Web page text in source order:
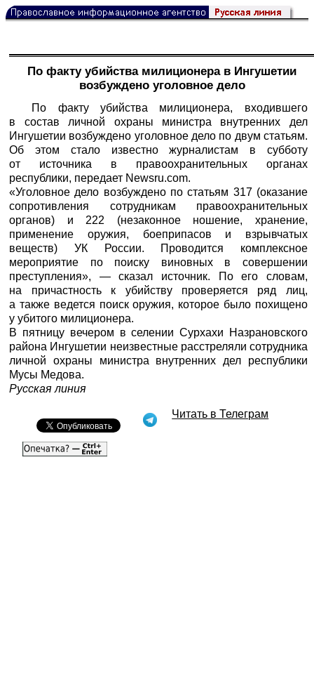
По факту убийства милиционера в Ингушетии
возбуждено уголовное дело
По факту убийства милиционера, входившего
в состав личной охраны министра внутренних дел
Ингушетии возбуждено уголовное дело по двум статьям.
Об этом стало известно журналистам в субботу
от источника в правоохранительных органах
республики, передает Newsru.com.
«Уголовное дело возбуждено по статьям 317 (оказание
сопротивления сотрудникам правоохранительных
органов) и 222 (незаконное ношение, хранение,
применение оружия, боеприпасов и взрывчатых
веществ) УК России. Проводится комплексное
мероприятие по поиску виновных в совершении
преступления», — сказал источник. По его словам,
на причастность к убийству проверяется ряд лиц,
а также ведется поиск оружия, которое было похищено
у убитого милиционера.
В пятницу вечером в селении Сурхахи Назрановского
района Ингушетии неизвестные расстреляли сотрудника
личной охраны министра внутренних дел республики
Мусы Медова.
Русская линия
Читать в Телеграм